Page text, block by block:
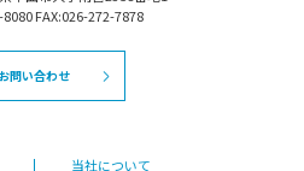
FAX:026-272-7878
お問い合わせ
当社について